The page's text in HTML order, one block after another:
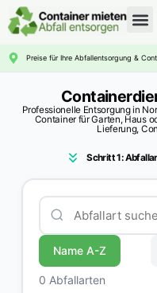
Preise für Ihre Abfallentsorgung &
Professionelle Entsorgung in
Container für Garten, Haus
Lieferung,
Schritt 1:
Name A-Z
0 Abfallarten